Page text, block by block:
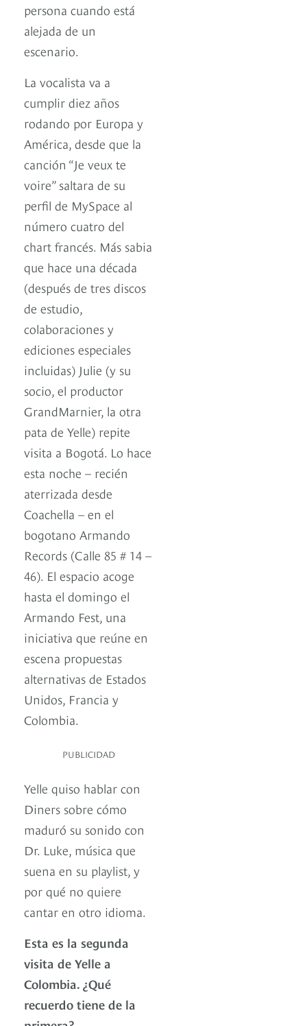
persona cuando está
alejada de un
escenario.
La vocalista va a
cumplir diez años
rodando por Europa y
América, desde que la
canción “Je veux te
voire” saltara de su
perfil de MySpace al
número cuatro del
chart francés. Más sabia
que hace una década
(después de tres discos
de estudio,
colaboraciones y
ediciones especiales
incluidas) Julie (y su
socio, el productor
GrandMarnier, la otra
pata de Yelle) repite
visita a Bogotá. Lo hace
esta noche – recién
aterrizada desde
Coachella – en el
bogotano Armando
Records (Calle 85 # 14 –
46). El espacio acoge
hasta el domingo el
Armando Fest, una
iniciativa que reúne en
escena propuestas
alternativas de Estados
Unidos, Francia y
Colombia.
PUBLICIDAD
Yelle quiso hablar con
Diners sobre cómo
maduró su sonido con
Dr. Luke, música que
suena en su playlist, y
por qué no quiere
cantar en otro idioma.
Esta es la segunda
visita de Yelle a
Colombia. ¿Qué
recuerdo tiene de la